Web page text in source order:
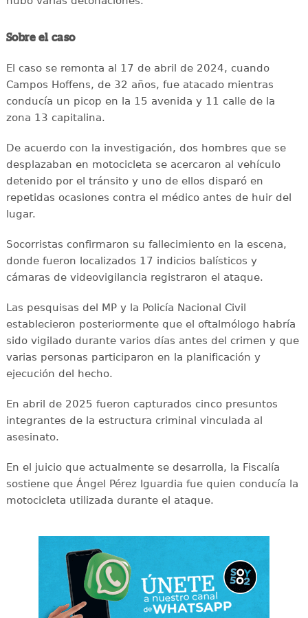
Sobre el caso
El caso se remonta al 17 de abril de 2024, cuando
Campos Hoffens, de 32 años, fue atacado mientras
conducía un picop en la 15 avenida y 11 calle de la
zona 13 capitalina.
De acuerdo con la investigación, dos hombres que se
desplazaban en motocicleta se acercaron al vehículo
detenido por el tránsito y uno de ellos disparó en
repetidas ocasiones contra el médico antes de huir del
lugar.
Socorristas confirmaron su fallecimiento en la escena,
donde fueron localizados 17 indicios balísticos y
cámaras de videovigilancia registraron el ataque.
Las pesquisas del MP y la Policía Nacional Civil
establecieron posteriormente que el oftalmólogo habría
sido vigilado durante varios días antes del crimen y que
varias personas participaron en la planificación y
ejecución del hecho.
En abril de 2025 fueron capturados cinco presuntos
integrantes de la estructura criminal vinculada al
asesinato.
En el juicio que actualmente se desarrolla, la Fiscalía
sostiene que Ángel Pérez Iguardia fue quien conducía la
motocicleta utilizada durante el ataque.